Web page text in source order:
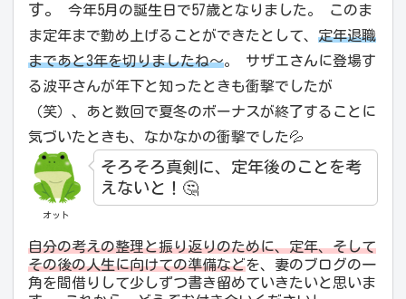
す。
今年5月の誕生日で57歳となりました。 このま
ま定年まで勤め上げることができたとして、 定年退職
まであと3年を切りましたね〜。 サザエさんに登場す
る波平さんが年下と知ったときも衝撃でしたが
（笑）、あと数回で夏冬のボーナスが終了することに
気づいたときも、なかなかの衝撃でした💦
オット
そろそろ真剣に、定年後のことを考
えないと！🤔
自分の考えの整理と振り返りのために、定年、そして
その後の人生に向けての準備などを、妻のブログの一
角を間借りして少しずつ書き留めていきたいと思いま